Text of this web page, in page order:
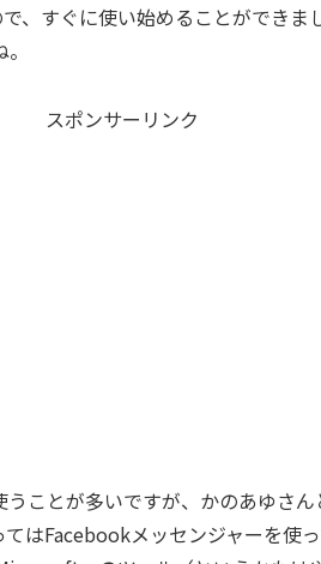
、すぐに使い始めることができ
スポンサーリンク
ことが多いですが、かのあゆさ
はFacebookメッセンジャーを使